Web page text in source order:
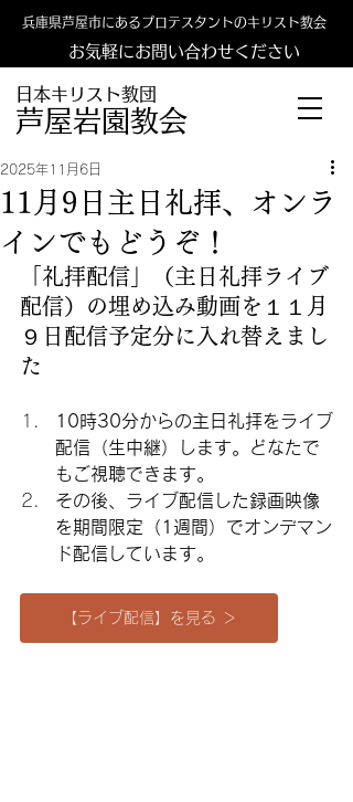
日本キリスト教団
​​芦屋岩園教会
兵庫県芦屋市にあるプロテスタントのキリスト教会
お気軽にお問い合わせください
11月9日主日礼拝、オンラ
インでもどうぞ！
2025年11月6日
「礼拝配信」（主日礼拝ライブ
配信）の埋め込み動画を１１月
９日配信予定分に入れ替えまし
た
10時30分からの主日礼拝をライブ
配信（生中継）します。どなたで
もご視聴できます。
その後、ライブ配信した録画映像
を期間限定（1週間）でオンデマン
ド配信しています。
【ライブ配信】を見る ＞